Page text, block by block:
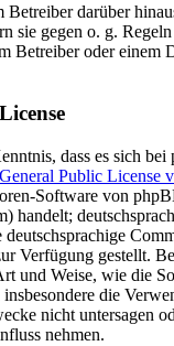
Betreiber darüber
sie gegen o. g.
Betreiber oder einem
dass es sich
Public License
Software von
handelt;
Verfügung gestellt.
und Weise, wie die
die
nicht untersagen
nehmen.